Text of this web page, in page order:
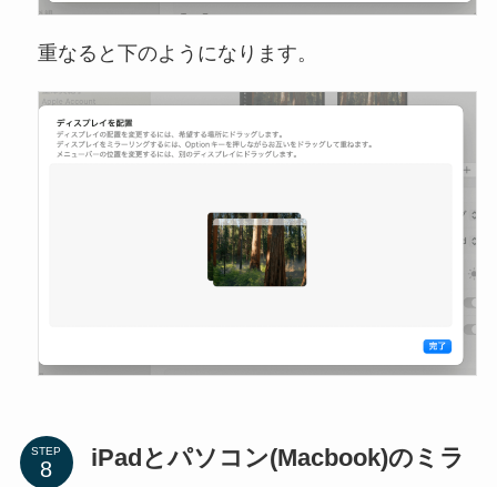
重なると下のようになります。
STEP
iPadとパソコン(Macbook)のミラ